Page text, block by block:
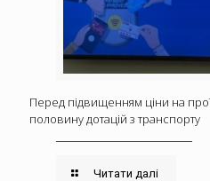
Перед підвищенням ціни на
половину дотацій з транспорту
Читати далі